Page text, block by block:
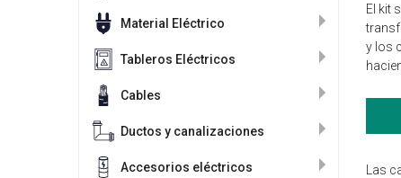
Material Eléctrico
Tableros Eléctricos
Cables
Ductos y canalizaciones
Accesorios eléctricos
El kit
y los
Las